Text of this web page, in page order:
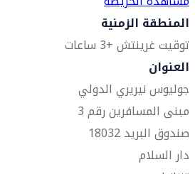
المنطقة الزمنية
توقيت غرينتش +3 ساعات
العنوان
جوليوس نيريري الدولي
مبنى المسافرين رقم 3
صندوق البريد 18032
دار السلام